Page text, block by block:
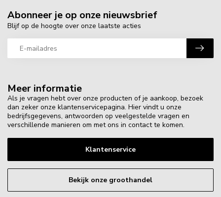
Meer informatie
Als je vragen hebt over onze producten of je aankoop, bezoek
dan zeker onze klantenservicepagina. Hier vindt u onze
bedrijfsgegevens, antwoorden op veelgestelde vragen en
verschillende manieren om met ons in contact te komen.
Klantenservice
Bekijk onze groothandel
Abonneer je op onze nieuwsbrief
Blijf op de hoogte over onze laatste acties